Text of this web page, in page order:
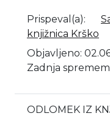
Prispeval(a):
knjižnica Krško
Objavljeno:
Zadnja
ODLOMEK IZ